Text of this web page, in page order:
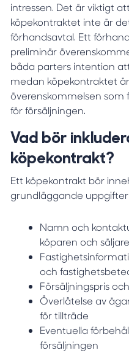
intressen. Det är viktigt
köpekontraktet inte är
förhandsavtal. Ett
preliminär
båda parters intention
medan köpekontraktet
överenskommelsen som
för försäljningen.
Vad bör
köpekontrakt?
Ett köpekontrakt bör
grundläggande uppgifter:
Namn och
köparen och
och
Försäljningspris
Överlåtelse av
för tillträde
Eventuella
försäljningen